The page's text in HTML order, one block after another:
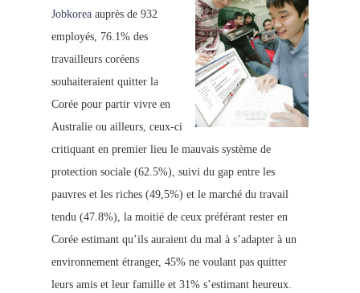
Jobkorea auprès de 932
employés, 76.1% des
travailleurs coréens
souhaiteraient quitter la
Corée pour partir vivre en
Australie ou ailleurs, ceux-ci
critiquant en premier lieu le mauvais système de
protection sociale (62.5%), suivi du gap entre les
pauvres et les riches (49,5%) et le marché du travail
tendu (47.8%), la moitié de ceux préférant rester en
Corée estimant qu’ils auraient du mal à s’adapter à un
environnement étranger, 45% ne voulant pas quitter
leurs amis et leur famille et 31% s’estimant heureux.